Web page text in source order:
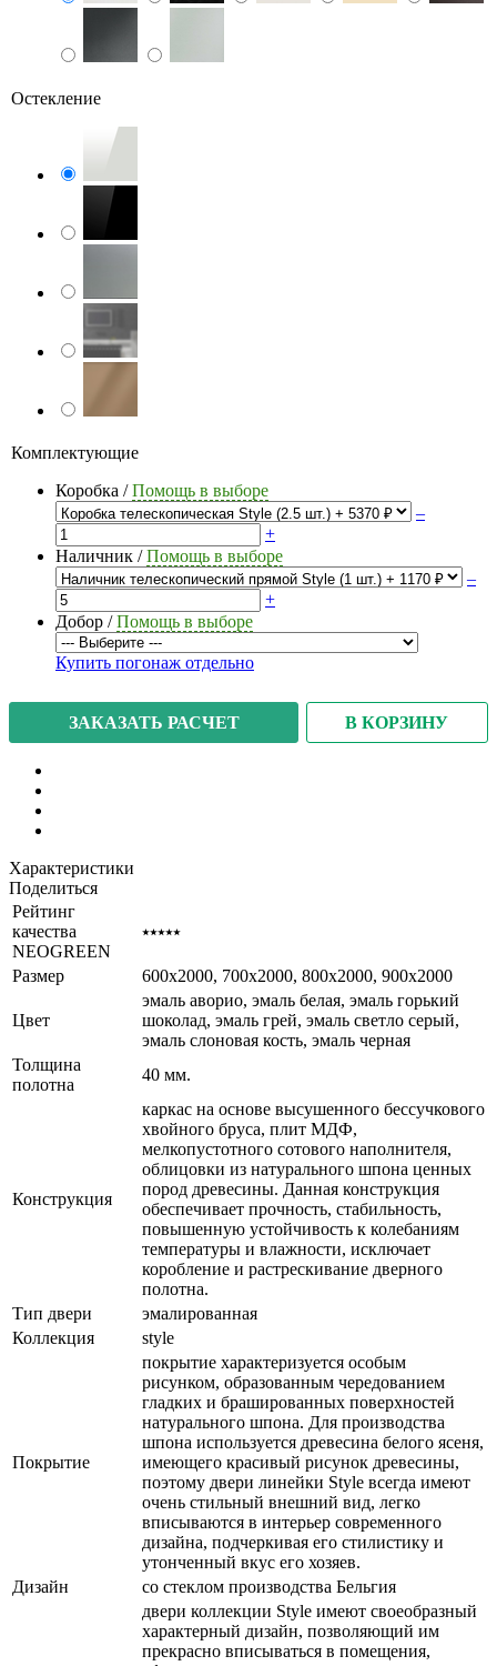
Остекление
Комплектующие
Коробка /Помощь в выборе
–
+
Наличник /Помощь в выборе
–
+
Добор /Помощь в выборе
Купить погонаж отдельно
ЗАКАЗАТЬ РАСЧЕТ В КОРЗИНУ
Характеристики
Поделиться
Рейтинг
качества
NEOGREEN
⭑⭑⭑⭑⭑
Размер 600x2000, 700x2000, 800x2000, 900x2000
Цвет
эмаль аворио, эмаль белая, эмаль горький
шоколад, эмаль грей, эмаль светло серый,
эмаль слоновая кость, эмаль черная
Толщина
полотна
40 мм.
Конструкция
каркас на основе высушенного бессучкового
хвойного бруса, плит МДФ,
мелкопустотного сотового наполнителя,
облицовки из натурального шпона ценных
пород древесины. Данная конструкция
обеспечивает прочность, стабильность,
повышенную устойчивость к колебаниям
температуры и влажности, исключает
коробление и растрескивание дверного
полотна.
Тип двери
эмалированная
Коллекция
style
Покрытие
покрытие характеризуется особым
рисунком, образованным чередованием
гладких и брашированных поверхностей
натурального шпона. Для производства
шпона используется древесина белого ясеня,
имеющего красивый рисунок древесины,
поэтому двери линейки Style всегда имеют
очень стильный внешний вид, легко
вписываются в интерьер современного
дизайна, подчеркивая его стилистику и
утонченный вкус его хозяев.
Дизайн
со стеклом производства Бельгия
двери коллекции Style имеют своеобразный
характерный дизайн, позволяющий им
прекрасно вписываться в помещения,